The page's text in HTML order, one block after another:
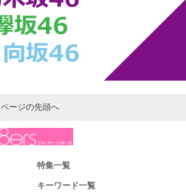
ページの先頭へ
特集一覧
キーワード一覧